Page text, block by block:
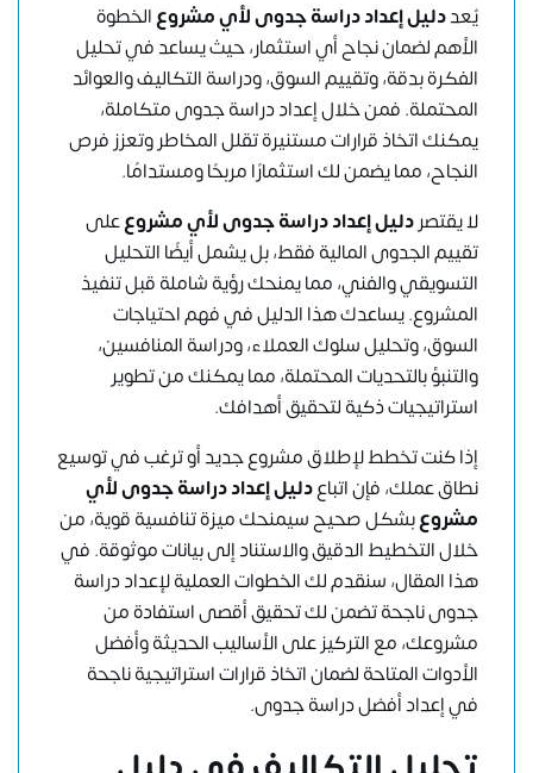
يُعددليل إعداد دراسة جدوى لأي مشروعالخطوة
الأهم لضمان نجاح أي استثمار، حيث يساعد في تحليل
الفكرة بدقة، وتقييم السوق، ودراسة التكاليف والعوائد
المحتملة. فمن خلال إعداد دراسة جدوى متكاملة،
يمكنك اتخاذ قرارات مستنيرة تقلل المخاطر وتعزز فرص
النجاح، مما يضمن لك استثمارًا مربحًا ومستدامًا.
لا يقتصردليل إعداد دراسة جدوى لأي مشروععلى
تقييم الجدوى المالية فقط، بل يشمل أيضًا التحليل
التسويقي والفني، مما يمنحك رؤية شاملة قبل تنفيذ
المشروع. يساعدك هذا الدليل في فهم احتياجات
السوق، وتحليل سلوك العملاء، ودراسة المنافسين،
والتنبؤ بالتحديات المحتملة، مما يمكنك من تطوير
استراتيجيات ذكية لتحقيق أهدافك.
إذا كنت تخطط لإطلاق مشروع جديد أو ترغب في توسيع
نطاق عملك، فإن اتباعدليل إعداد دراسة جدوى لأي
مشروعبشكل صحيح سيمنحك ميزة تنافسية قوية، من
خلال التخطيط الدقيق والاستناد إلى بيانات موثوقة. في
هذا المقال، سنقدم لك الخطوات العملية لإعداد دراسة
جدوى ناجحة تضمن لك تحقيق أقصى استفادة من
مشروعك، مع التركيز على الأساليب الحديثة وأفضل
الأدوات المتاحة لضمان اتخاذ قرارات استراتيجية ناجحة
في إعداد أفضل دراسة جدوى.